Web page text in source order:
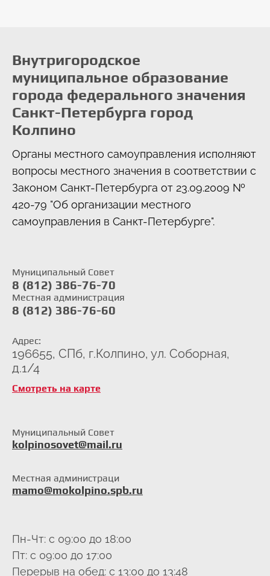
Внутригородское
муниципальное образование
города федерального значения
Санкт-Петербурга город
Колпино
Органы местного самоуправления исполняют
вопросы местного значения в соответствии с
Законом Санкт-Петербурга от 23.09.2009 №
420-79 "Об организации местного
самоуправления в Санкт-Петербурге".
Муниципальный Совет
8 (812) 386-76-70
Местная администрация
8 (812) 386-76-60
Адрес:
196655, СПб, г.Колпино, ул. Соборная,
д.1/4
Смотреть на карте
Муниципальный Совет
kolpinosovet@mail.ru
Местная администраци
mamo@mokolpino.spb.ru
Пн-Чт: с 09:00 до 18:00
Пт: с 09:00 до 17:00
Перерыв на обед: с 13:00 до 13:48